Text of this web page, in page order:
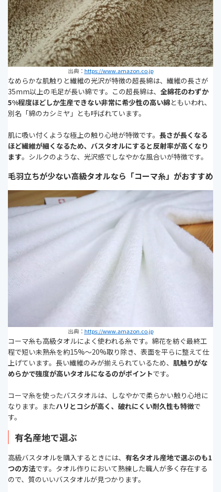
出典： https://www.amazon.co.jp
なめらかな肌触りと繊維の光沢が特徴の超長綿は、繊維の長さが
35mm以上の毛足が長い綿です。この超長綿は、 全綿花のわずか
5%程度ほどしか生産できない非常に希少性の高い綿ともいわれ、
別名「綿のカシミヤ」とも呼ばれています。
肌に吸い付くような極上の触り心地が特徴です。 長さが長くなる
ほど繊維が細くなるため、バスタオルにすると反射率が高くなり
ます。シルクのような、光沢感でしなやかな風合いが特徴です。
毛羽立ちが少ない高級タオルなら「コーマ糸」がおすすめ
出典： https://www.amazon.co.jp
コーマ糸も高級タオルによく使われる糸です。綿花を紡ぐ最終工
程で短い未熟糸を約15%〜20%取り除き、表面を平らに整えて仕
上げています。長い繊維のみが揃えられているため、 肌触りがな
めらかで強度が高いタオルになるのがポイントです。
コーマ糸を使ったバスタオルは、しなやかで柔らかい触り心地に
なります。またハリとコシが高く、破れにくい耐久性も特徴で
す。
有名産地で選ぶ
高級バスタオルを購入するときには、 有名タオル産地で選ぶのも1
つの方法です。タオル作りにおいて熟練した職人が多く存在する
ので、質のいいバスタオルが見つかります。